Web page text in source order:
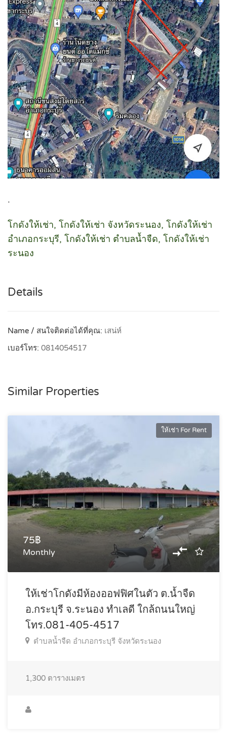
.
โกดังให้เช่า, โกดังให้เช่า จังหวัดระนอง, โกดังให้เช่า
อำเภอกระบุรี, โกดังให้เช่า ตำบลน้ำจืด, โกดังให้เช่า
ระนอง
Details
Name / สนใจติดต่อได้ที่คุณ: เสน่ห์
เบอร์โทร: 0814054517
Similar Properties
ให้เช่า For Rent
75฿
Monthly
ให้เช่าโกดังมีห้องออฟฟิศในตัว ต.น้ำจืด
อ.กระบุรี จ.ระนอง ทำเลดี ใกล้ถนนใหญ่
โทร.081-405-4517
ตำบลน้ำจืด อำเภอกระบุรี จังหวัดระนอง
1,300 ตารางเมตร